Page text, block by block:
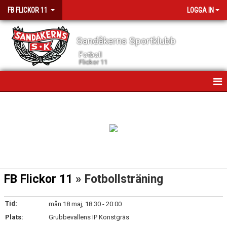
FB FLICKOR 11 LOGGA IN
Sandåkerns Sportklubb
Fotboll
Flickor 11
FB Flickor 11 » Fotbollsträning
Tid:
mån 18 maj, 18:30 - 20:00
Plats:
Grubbevallens IP Konstgräs